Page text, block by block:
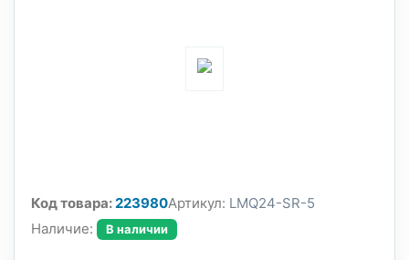
Код товара:223980Артикул: LMQ24-SR-5
Наличие:
В наличии